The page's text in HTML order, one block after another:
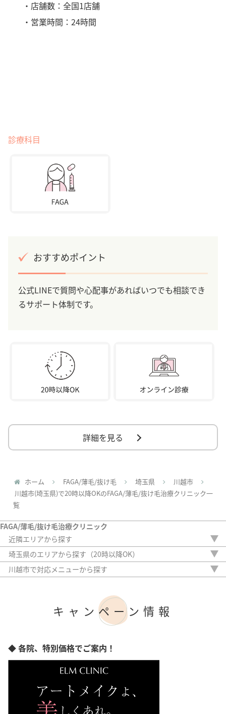
・店舗数：全国1店舗
・営業時間：24時間
診療科目
おすすめポイント
公式LINEで質問や心配事があればいつでも相談でき
るサポート体制です。
詳細を見る
ホーム FAGA/薄毛/抜け毛 埼玉県
川越市
川越市(埼玉県)で20時以降OKのFAGA/薄毛/抜け毛治療クリニック一
覧
FAGA/薄毛/抜け毛治療クリニック
近隣エリアから探す
茨城県
栃木県
群馬県
埼玉県のエリアから探す（20時以降OK）
さいたま市
川口市
川越市で対応メニューから探す
アートメイク
キャンペーン情報
◆ 各院、特別価格でご案内！